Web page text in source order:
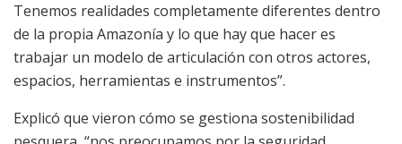
Tenemos realidades completamente diferentes dentro
de la propia Amazonía y lo que hay que hacer es
trabajar un modelo de articulación con otros actores,
espacios, herramientas e instrumentos”.
Explicó que vieron cómo se gestiona sostenibilidad